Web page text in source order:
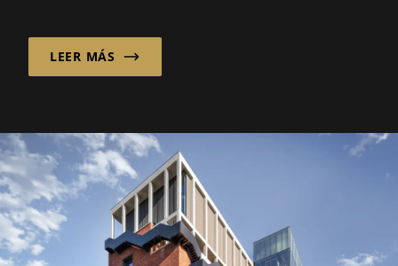
demográfico y...
LEER MÁS